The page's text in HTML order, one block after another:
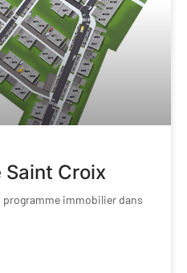
Saint Croix
immobilier dans